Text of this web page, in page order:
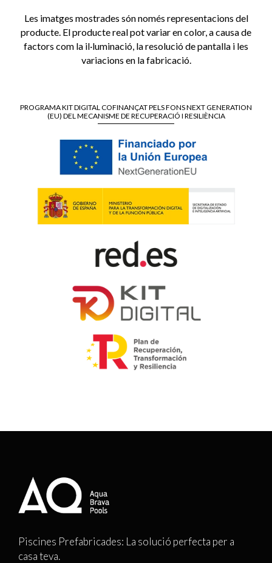
Les imatges mostrades són només representacions del
producte. El producte real pot variar en color, a causa de
factors com la il·luminació, la resolució de pantalla i les
variacions en la fabricació.
PROGRAMA KIT DIGITAL COFINANÇAT PELS FONS NEXT GENERATION
(EU) DEL MECANISME DE RECUPERACIÓ I RESILIÈNCIA
Piscines Prefabricades: La solució perfecta per a
casa teva.